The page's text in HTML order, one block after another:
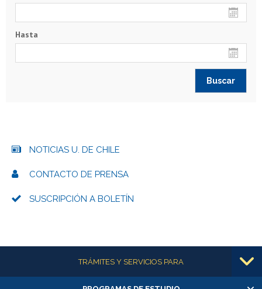
Hasta
NOTICIAS U. DE CHILE
CONTACTO DE PRENSA
SUSCRIPCIÓN A BOLETÍN
Más informaciónTRÁMITES Y SERVICIOS PARA